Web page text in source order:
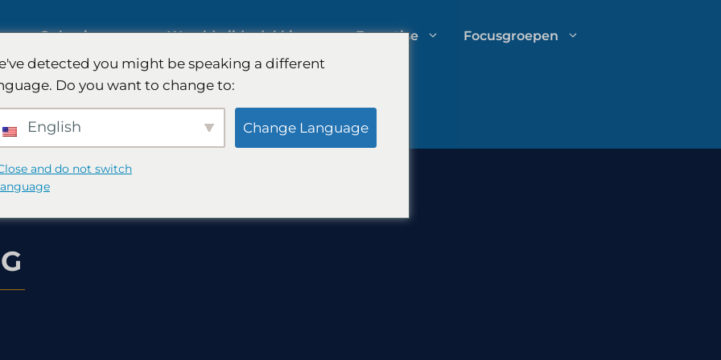
Oplossingen
-strategie
Internationaal marktonderzoek
Wereldwijde dekking Expertise Focusgroepen
detected you might be speaking a different
Do you want to change to:
English Change Language
and do not switch